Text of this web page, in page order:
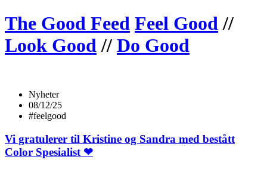
The Good Feed Feel Good //
Look Good // Do Good
Nyheter
08/12/25
#feelgood
Vi gratulerer til Kristine og Sandra med bestått
Color Spesialist ❤